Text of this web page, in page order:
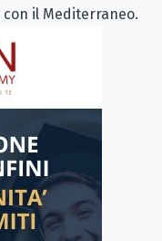
il Mediterraneo.